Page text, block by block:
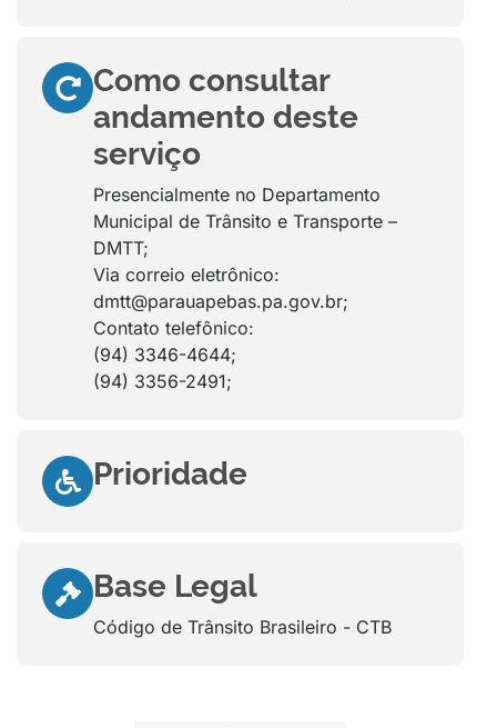
Como consultar
andamento deste
serviço
Presencialmente no Departamento
Municipal de Trânsito e Transporte –
DMTT;
Via correio eletrônico:
dmtt@parauapebas.pa.gov.br;
Contato telefônico:
(94) 3346-4644;
(94) 3356-2491;
Prioridade
Base Legal
Código de Trânsito Brasileiro - CTB